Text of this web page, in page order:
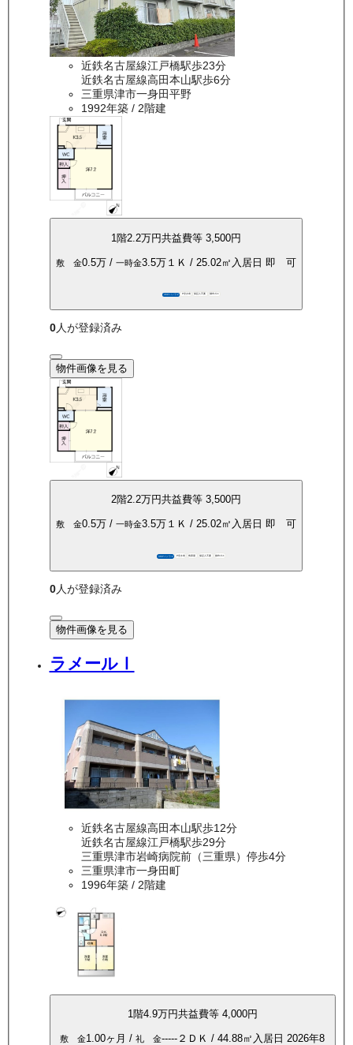
近鉄名古屋線江戸橋駅歩23分
近鉄名古屋線高田本山駅歩6分
三重県津市一身田平野
1992年築/ 2階建
1階2.2万円共益費等 3,500円
敷 金0.5万/ 一時金3.5万１Ｋ / 25.02㎡ 入居日 即 可
360°パノラマ P空き有 保証人不要 都市ガス
0人が登録済み
物件画像を見る
2階2.2万円共益費等 3,500円
敷 金0.5万/ 一時金3.5万１Ｋ / 25.02㎡ 入居日 即 可
360°パノラマ P空き有 角部屋 保証人不要 都市ガス
0人が登録済み
物件画像を見る
ラメールⅠ
近鉄名古屋線高田本山駅歩12分
近鉄名古屋線江戸橋駅歩29分
三重県津市岩崎病院前（三重県）停歩4分
三重県津市一身田町
1996年築/ 2階建
1階4.9万円共益費等 4,000円
敷 金1.00ヶ月 / 礼 金----- ２ＤＫ / 44.88㎡ 入居日 2026年8